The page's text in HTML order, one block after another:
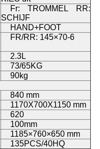
Fr: TROMMEL RR:
SCHIJF
HAND+FOOT
FR/RR: 145×70-6
2.3L
73/65KG
90kg
840 mm
1170X700X1150 mm
620
100mm
1185×760×650 mm
135PCS/40HQ